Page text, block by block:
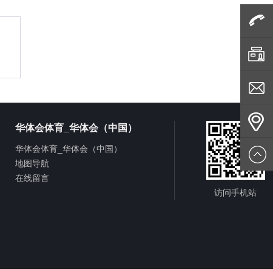
华体会体育_华体会（中国）
华体会体育_华体会（中国）
地图导航
在线留言
访问手机站
咨询电
传真
客服邮
公司地
址
返回顶